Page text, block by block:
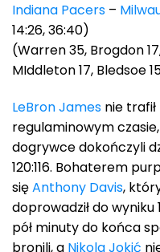
Indiana Pacers –
14:26, 36:40)
(Warren 35, Brogdon
MIddleton 17, Bledsoe
LeBron James nie
regulaminowym
dogrywce dokończyli
120:116. Bohaterem
sięAnthony Davis,
doprowadził do wyniku
pół minuty do końca
bronili, a Nikola Jokić